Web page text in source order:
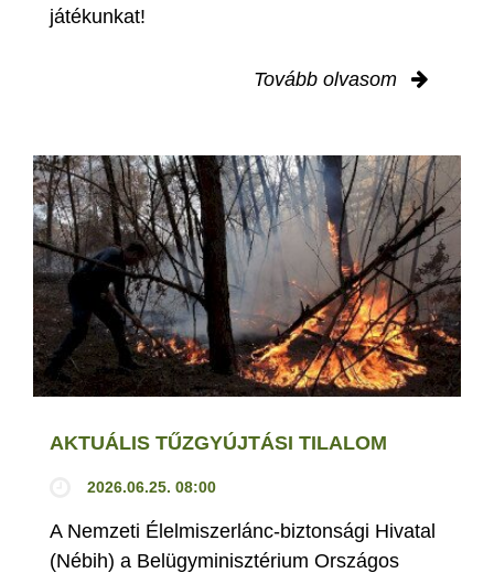
játékunkat!
Tovább olvasom
AKTUÁLIS TŰZGYÚJTÁSI TILALOM
2026.06.25. 08:00
A Nemzeti Élelmiszerlánc-biztonsági Hivatal
(Nébih) a Belügyminisztérium Országos